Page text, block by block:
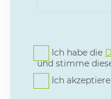
Ich habe die
und stimme
Ich